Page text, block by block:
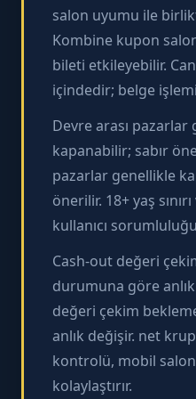
salon uyumu ile
Kombine kupon
bileti etkileyebilir.
içindedir; belge
Devre arası
kapanabilir; sabır
pazarlar genellikle
önerilir. 18+ yaş
kullanıcı
Cash-out değeri
durumuna göre
değeri çekim
anlık değişir. net
kontrolü, mobil
kolaylaştırır.